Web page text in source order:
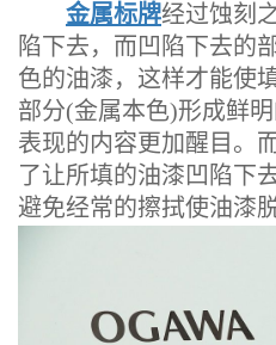
金属标牌经过蚀刻
陷下去，而凹陷下去的
色的油漆，这样才能使
部分(金属本色)形成鲜
表现的内容更加醒目。
了让所填的油漆凹陷下
避免经常的擦拭使油漆脱